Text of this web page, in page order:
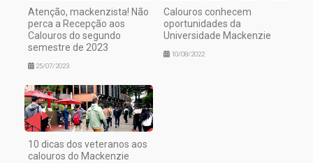
Atenção, mackenzista! Não
perca a Recepção aos
Calouros do segundo
semestre de 2023
25/07/2023
Calouros conhecem
oportunidades da
Universidade Mackenzie
10/08/2022
10 dicas dos veteranos aos
calouros do Mackenzie